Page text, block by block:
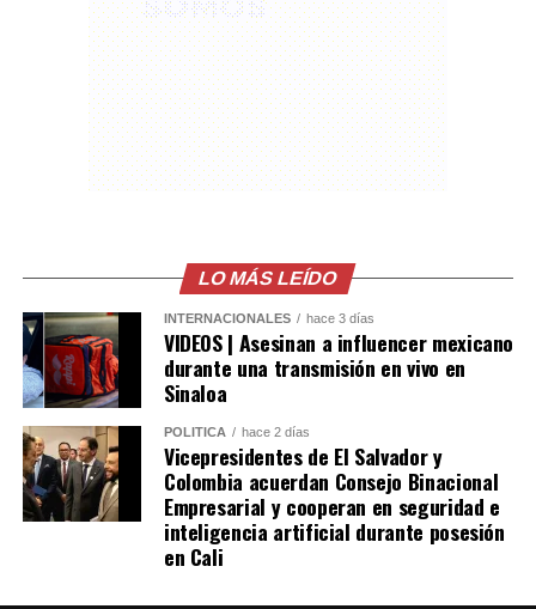
La difusión del video provocó comentarios de asombro,
humor y debate en distintas plataformas digitales.
Algunos usuarios destacaron los avances en robótica y
automatización, mientras que otros expresaron
inquietudes sobre el alcance que podrían tener estas
tecnologías en actividades tradicionalmente realizadas
por personas.
interacciones, convirtiéndose en uno de los videos más
comentados en redes sociales en torno a las capacidades
de los robots humanoides.
Comparte esto:
Facebook X
Me gusta esto:
LO MÁS LEÍDO
INTERNACIONALES hace 3 días
VIDEOS | Asesinan a influencer mexicano
durante una transmisión en vivo en
Sinaloa
POLÍTICA hace 2 días
Vicepresidentes de El Salvador y
Colombia acuerdan Consejo Binacional
Empresarial y cooperan en seguridad e
inteligencia artificial durante posesión
en Cali